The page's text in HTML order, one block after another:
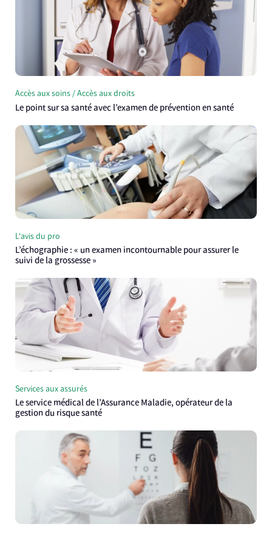
Accès aux soins / Accès aux droits
Le point sur sa santé avec l’examen de prévention en santé
L'avis du pro
L’échographie : « un examen incontournable pour assurer le
suivi de la grossesse »
Services aux assurés
Le service médical de l’Assurance Maladie, opérateur de la
gestion du risque santé